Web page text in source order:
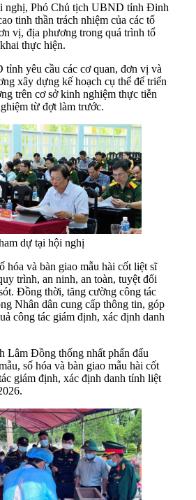
nghị, Phó Chủ tịch UBND tỉnh Đinh
tinh thần trách nhiệm của các tổ
vị, địa phương trong quá trình tổ
thực hiện.
yêu cầu các cơ quan, đơn vị và
xây dựng kế hoạch cụ thể để triển
trên cơ sở kinh nghiệm thực tiễn
từ đợt làm trước.
dự tại hội nghị
hóa và bàn giao mẫu hài cốt liệt sĩ
trình, an ninh, an toàn, tuyệt đối
Đồng thời, tăng cường công tác
Nhân dân cung cấp thông tin, góp
công tác giám định, xác định danh
Lâm Đồng thống nhất phấn đấu
số hóa và bàn giao mẫu hài cốt
giám định, xác định danh tính liệt